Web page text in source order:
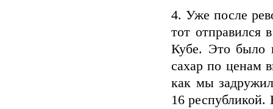
4. Уже после
тот отправился
Кубе. Это было
сахар по ценам
как мы
16